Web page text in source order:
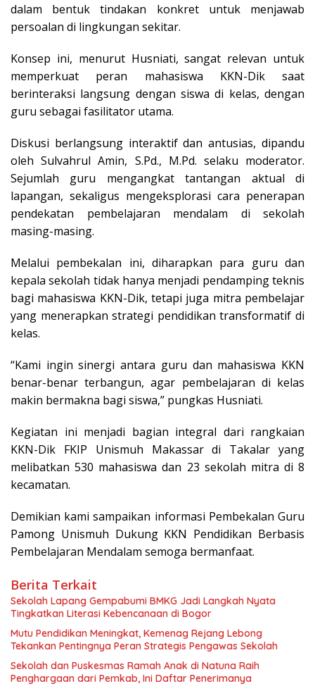
dalam bentuk tindakan konkret untuk menjawab
persoalan di lingkungan sekitar.
Konsep ini, menurut Husniati, sangat relevan untuk
memperkuat peran mahasiswa KKN-Dik saat
berinteraksi langsung dengan siswa di kelas, dengan
guru sebagai fasilitator utama.
Diskusi berlangsung interaktif dan antusias, dipandu
oleh Sulvahrul Amin, S.Pd., M.Pd. selaku moderator.
Sejumlah guru mengangkat tantangan aktual di
lapangan, sekaligus mengeksplorasi cara penerapan
pendekatan pembelajaran mendalam di sekolah
masing-masing.
Melalui pembekalan ini, diharapkan para guru dan
kepala sekolah tidak hanya menjadi pendamping teknis
bagi mahasiswa KKN-Dik, tetapi juga mitra pembelajar
yang menerapkan strategi pendidikan transformatif di
kelas.
“Kami ingin sinergi antara guru dan mahasiswa KKN
benar-benar terbangun, agar pembelajaran di kelas
makin bermakna bagi siswa,” pungkas Husniati.
Kegiatan ini menjadi bagian integral dari rangkaian
KKN-Dik FKIP Unismuh Makassar di Takalar yang
melibatkan 530 mahasiswa dan 23 sekolah mitra di 8
kecamatan.
Demikian kami sampaikan informasi Pembekalan Guru
Pamong Unismuh Dukung KKN Pendidikan Berbasis
Pembelajaran Mendalam semoga bermanfaat.
Berita Terkait
Sekolah Lapang Gempabumi BMKG Jadi Langkah Nyata
Tingkatkan Literasi Kebencanaan di Bogor
Mutu Pendidikan Meningkat, Kemenag Rejang Lebong
Tekankan Pentingnya Peran Strategis Pengawas Sekolah
Sekolah dan Puskesmas Ramah Anak di Natuna Raih
Penghargaan dari Pemkab, Ini Daftar Penerimanya